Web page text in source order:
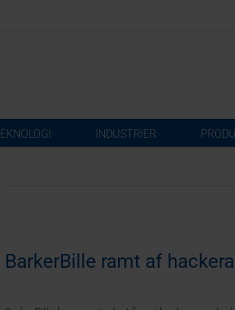
INDUSTRIER
BarkerBille ramt af